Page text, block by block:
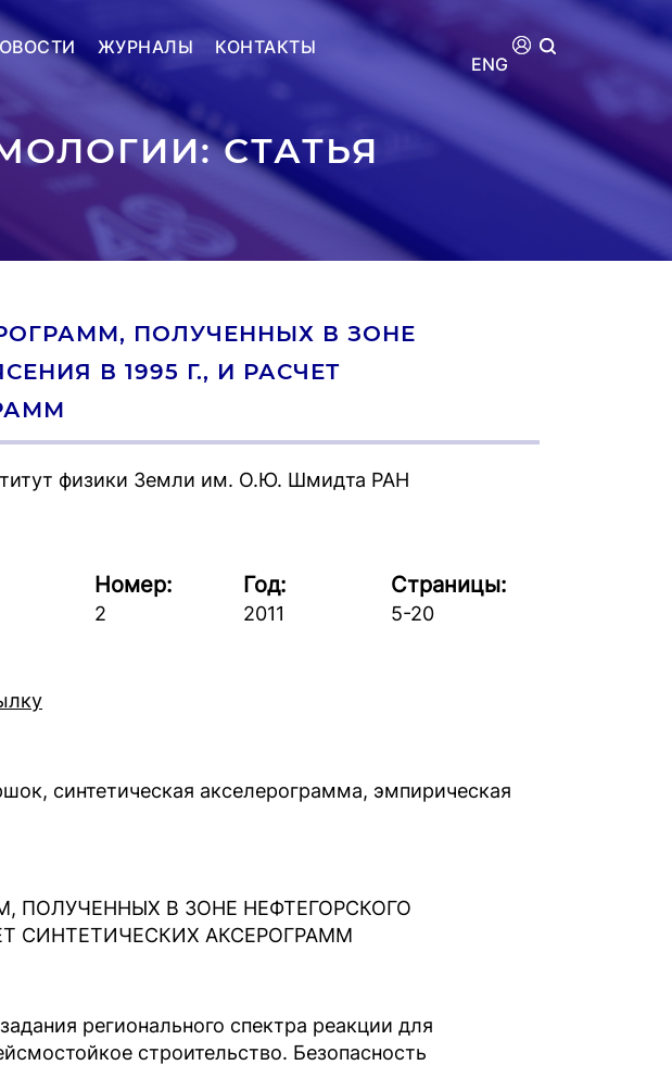
ЖУРНАЛЫ
КОНТАКТЫ
ENG
СТАТЬЯ
ПОЛУЧЕННЫХ В ЗОНЕ
В 1995 Г., И РАСЧЕТ
физики Земли им. О.Ю. Шмидта РАН
Номер:
2
Год:
2011
Страницы:
5-20
синтетическая акселерограмма, эмпирическая
ПОЛУЧЕННЫХ В ЗОНЕ НЕФТЕГОРСКОГО
СИНТЕТИЧЕСКИХ АКСЕРОГРАММ
регионального спектра реакции для
строительство. Безопасность